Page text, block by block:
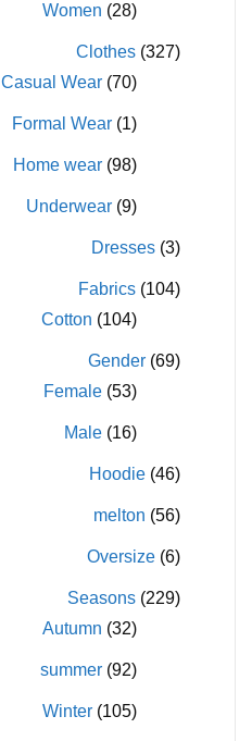
Women (28)
Clothes (327)
Casual Wear (70)
Formal Wear (1)
Home wear (98)
Underwear (9)
Dresses (3)
Fabrics (104)
Cotton (104)
Gender (69)
Female (53)
Male (16)
Hoodie (46)
melton (56)
Oversize (6)
Seasons (229)
Autumn (32)
summer (92)
Winter (105)